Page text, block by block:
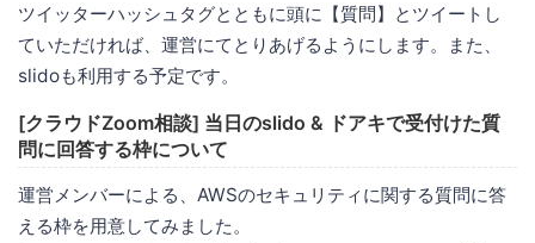
ツイッターハッシュタグとともに頭に【質問】とツイートし
ていただければ、運営にてとりあげるようにします。また、
slidoも利用する予定です。
[クラウドZoom相談] 当日のslido & ドアキで受付けた質
問に回答する枠について
運営メンバーによる、AWSのセキュリティに関する質問に答
える枠を用意してみました。